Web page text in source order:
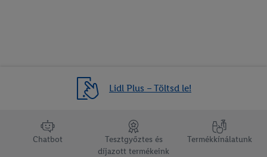
Lidl Plus – Töltsd le!
lábléc navigáció
Chatbot
Tesztgyőztes és
díjazott termékeink
Termékkínálatunk